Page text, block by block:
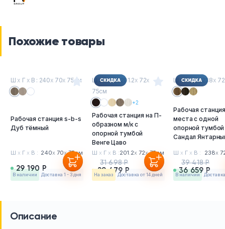
Похожие товары
Ш х Г х В : 240х 70х 75см
Рабочая станция s-b-s
Дуб тёмный
Ш х Г х В : 240х 70х75см
29 190 Р
в наличии Доставка 1 - 3 дня
Ш хГхВ : 201.2х 72х
75см
+2
Рабочая станция на П-
образном м/к с
опорной тумбой
Венге Цаво
Ш х Г х В :201.2х 72х75см
29 479 Р
31 698 Р
На заказ Доставка от 14 дней
Ш хГхВ : 238х 72
Рабочая
места с одной
опорной тумбой
Сандал
Ш х Г х В : 238х
36 659 Р
39 418 Р
в наличии
Описание